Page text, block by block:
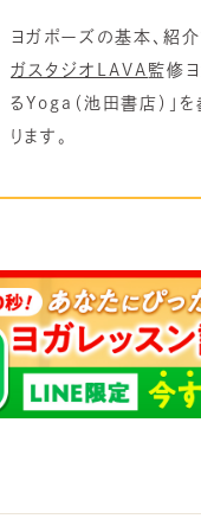
ヨガポーズの基本、紹介
ガスタジオLAVA 監修
るYoga（池田書店）」
ります。